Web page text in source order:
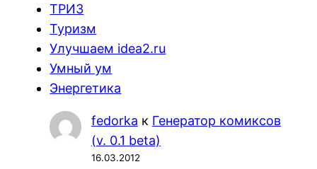
ТРИЗ
Туризм
Улучшаем idea2.ru
Умный ум
Энергетика
fedorka к Генератор комиксов
(v. 0.1 beta)
16.03.2012